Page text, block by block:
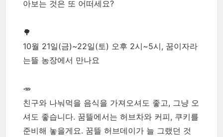
아보는 것은 또 어떠세요?
🌳
10월 21일(금)~22일(토) 오후 2시~5시, 꿈이자라
는뜰 농장에서 만나요
🥕
친구와 나눠먹을 음식을 가져오셔도 좋고, 그냥 오
셔도 좋습니다. 꿈뜰에서는 허브차와 커피, 쿠키를
준비해 놓을게요. 꿈뜰 허브데이가 늘 그랬던 것